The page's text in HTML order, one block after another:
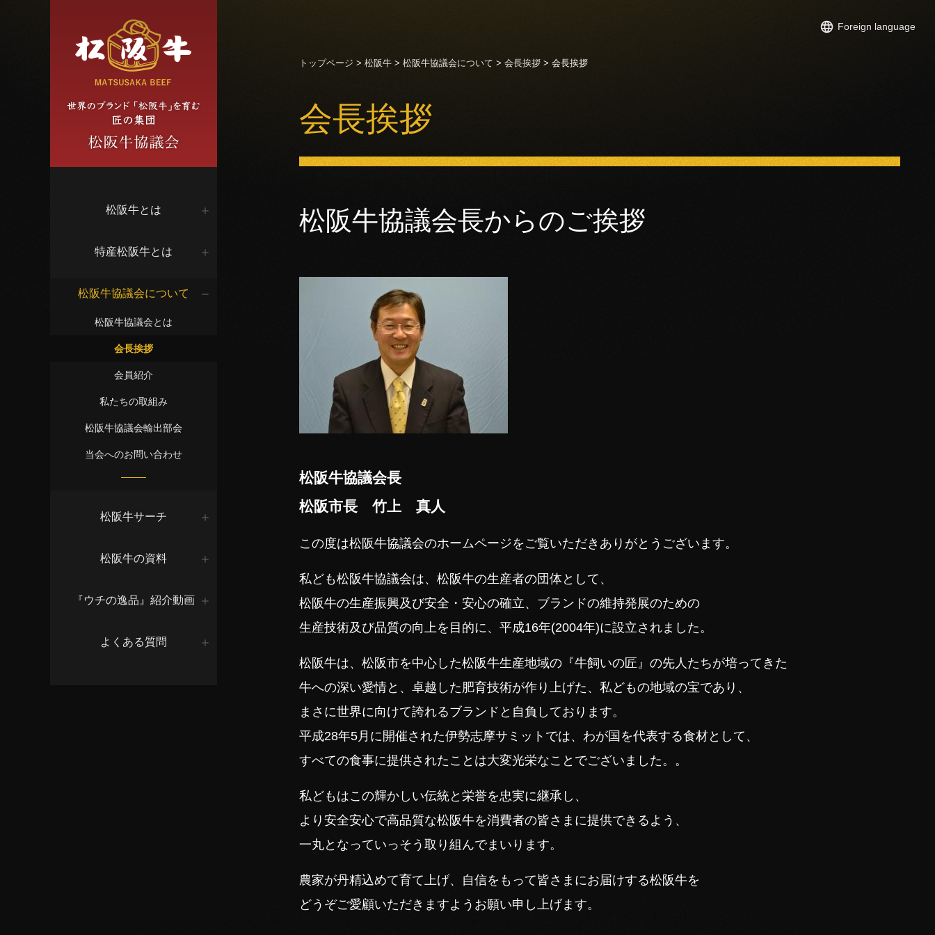
松阪牛とは
特産松阪牛とは
松阪牛協議会について
松阪牛協議会とは
会長挨拶
会員紹介
私たちの取組み
松阪牛協議会輸出部会
当会へのお問い合わせ
松阪牛サーチ
松阪牛の資料
『ウチの逸品』紹介動画
よくある質問
Foreign language
トップページ > 松阪牛 > 松阪牛協議会について > 会長挨拶 > 会長挨拶
会長挨拶
松阪牛協議会長からのご挨拶
松阪牛協議会長
松阪市長 竹上 真人
この度は松阪牛協議会のホームページをご覧いただきありがとうございます。
私ども松阪牛協議会は、松阪牛の生産者の団体として、
松阪牛の生産振興及び安全・安心の確立、ブランドの維持発展のための
生産技術及び品質の向上を目的に、平成16年(2004年)に設立されました。
松阪牛は、松阪市を中心した松阪牛生産地域の『牛飼いの匠』の先人たちが培ってきた
牛への深い愛情と、卓越した肥育技術が作り上げた、私どもの地域の宝であり、
まさに世界に向けて誇れるブランドと自負しております。
平成28年5月に開催された伊勢志摩サミットでは、わが国を代表する食材として、
すべての食事に提供されたことは大変光栄なことでございました。。
私どもはこの輝かしい伝統と栄誉を忠実に継承し、
より安全安心で高品質な松阪牛を消費者の皆さまに提供できるよう、
一丸となっていっそう取り組んでまいります。
農家が丹精込めて育て上げ、自信をもって皆さまにお届けする松阪牛を
どうぞご愛顧いただきますようお願い申し上げます。